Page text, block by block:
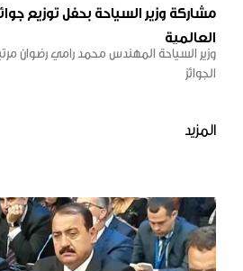
المجموعات السياحية الروسية للمناطق الأثرية
والأماكن التي يتم ترميمها حفاظا على
مشاركة وزير السياحة بحفل توزيع
العالمية
وزير السياحة المهندس محمد رامي رضوان
الجوائز
المزيد